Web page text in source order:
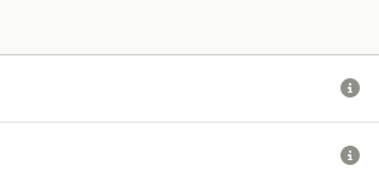

